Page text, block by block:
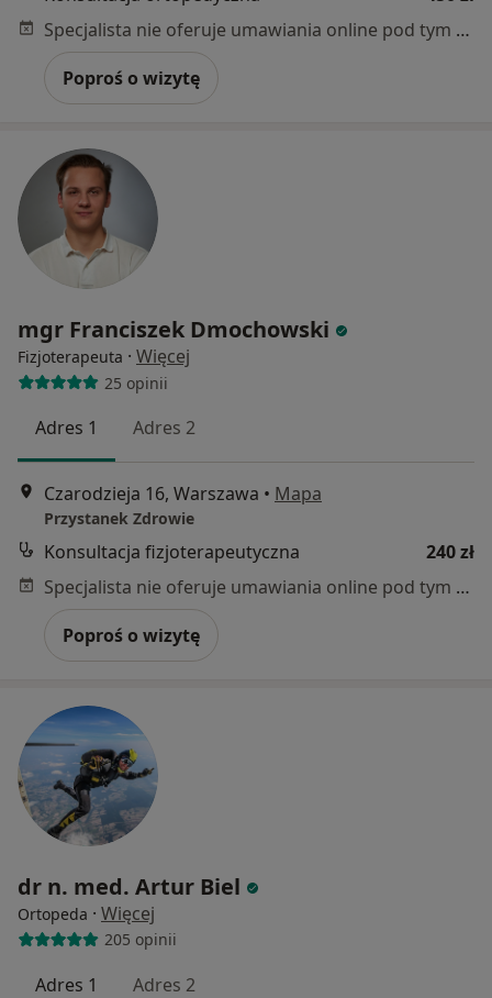
Specjalista nie oferuje umawiania online pod tym adresem.
Poproś o wizytę
mgr Franciszek Dmochowski
Fizjoterapeuta · Więcej
25 opinii
Adres 1 Adres 2
Czarodzieja 16, Warszawa • Mapa
Przystanek Zdrowie
Konsultacja fizjoterapeutyczna
240 zł
Specjalista nie oferuje umawiania online pod tym adresem.
Poproś o wizytę
dr n. med. Artur Biel
Ortopeda · Więcej
205 opinii
Adres 1 Adres 2